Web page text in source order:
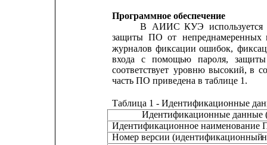
Программное обеспечение
В
АИИС КУЭ используется
защиты ПО от непреднамеренных
журналов фиксации ошибок,
входа
с помощью пароля,
защиты
соответствует уровню высокий, в
часть ПО приведена в таблице 1.
Таблица 1 - Идентификационные
Идентификационные данные
Идентификационное наименование
Номер версии (идентификационный